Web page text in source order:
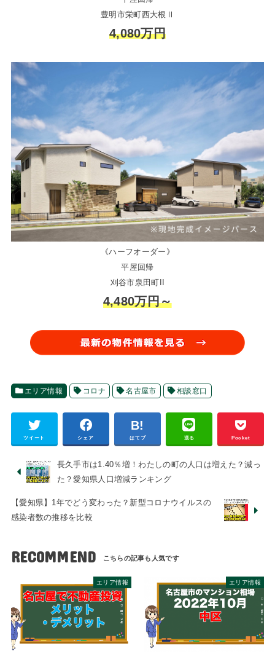
豊明市栄町西大根Ⅱ
4,080万円
《ハーフオーダー》
平屋回帰
刈谷市泉田町II
4,480万円～
エリア情報 コロナ 名古屋市 相談窓口
ツイート シェア はてブ 送る Pocket
長久手市は1.40％増！わたしの町の人口は増えた？減っ
た？愛知県人口増減ランキング
【愛知県】1年でどう変わった？新型コロナウイルスの
感染者数の推移を比較
RECOMMEND
エリア情報 エリア情報